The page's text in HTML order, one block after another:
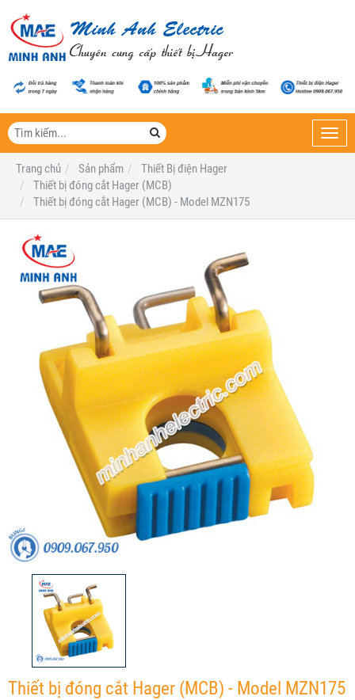
Trang chủ
Sản phẩm
Thiết Bị điện Hager
Thiết bị đóng cắt Hager (MCB)
Thiết bị đóng cắt Hager (MCB) - Model MZN175
Thiết bị đóng cắt Hager (MCB) - Model MZN175